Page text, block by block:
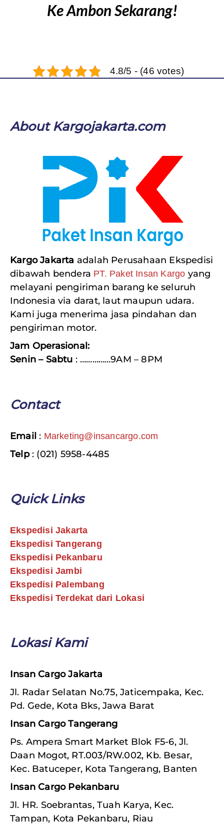
Ke Ambon Sekarang!
4.8/5 - (46 votes)
About Kargojakarta.com
Kargo Jakarta adalah Perusahaan Ekspedisi
dibawah bendera PT. Paket Insan Kargo yang
melayani pengiriman barang ke seluruh
Indonesia via darat, laut maupun udara.
Kami juga menerima jasa pindahan dan
pengiriman motor.
Jam Operasional:
Senin – Sabtu : ……………9AM – 8PM
Contact
Email : Marketing@insancargo.com
Telp: (021) 5958-4485
Quick Links
Ekspedisi Jakarta
Ekspedisi Tangerang
Ekspedisi Pekanbaru
Ekspedisi Jambi
Ekspedisi Palembang
Ekspedisi Terdekat dari Lokasi
Lokasi Kami
Insan Cargo Jakarta
Jl. Radar Selatan No.75, Jaticempaka, Kec.
Pd. Gede, Kota Bks, Jawa Barat
Insan Cargo Tangerang
Ps. Ampera Smart Market Blok F5-6, Jl.
Daan Mogot, RT.003/RW.002, Kb. Besar,
Kec. Batuceper, Kota Tangerang, Banten
Insan Cargo Pekanbaru
Jl. HR. Soebrantas, Tuah Karya, Kec.
Tampan, Kota Pekanbaru, Riau